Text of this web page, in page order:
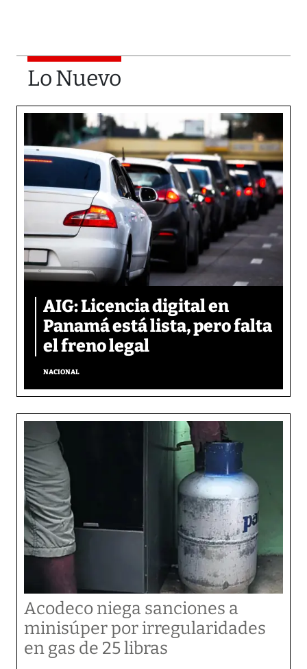
Lo Nuevo
AIG: Licencia digital en
Panamá está lista, pero falta
el freno legal
NACIONAL
Acodeco niega sanciones a
minisúper por irregularidades
en gas de 25 libras